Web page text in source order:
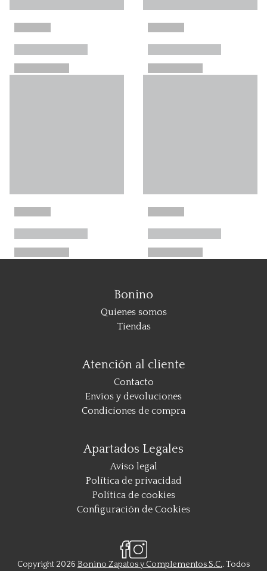
Bonino
Quienes somos
Tiendas
Atención al cliente
Contacto
Envíos y devoluciones
Condiciones de compra
Apartados Legales
Aviso legal
Política de privacidad
Política de cookies
Configuración de Cookies
Copyright 2026 Bonino Zapatos y Complementos S.C.. Todos